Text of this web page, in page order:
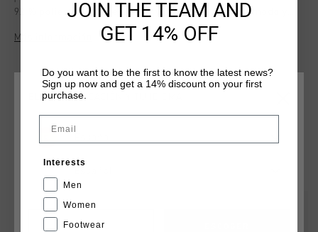
92 % poliester y 8 % elastano y ofrece un ajuste comodo y
estilizado. Cuenta con cremalleras, el logo de Cruyff en la
parte delantera y detalles reflectantes para mayor
moderno y deportivo.
Más información
QUIZÁ TU GUSTA ESTO
ELIGE TU UBICACIÓN Y TU IDIOMA
CANCEL
JOIN THE TEAM AND
GET 14% OFF
Do you want to be the first to know the latest news?
Sign up now and get a 14% discount on your first
purchase.
Interests
Men
Women
Footwear